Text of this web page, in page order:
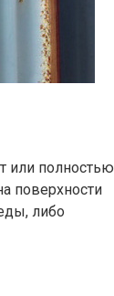
или полностью
поверхности
либо